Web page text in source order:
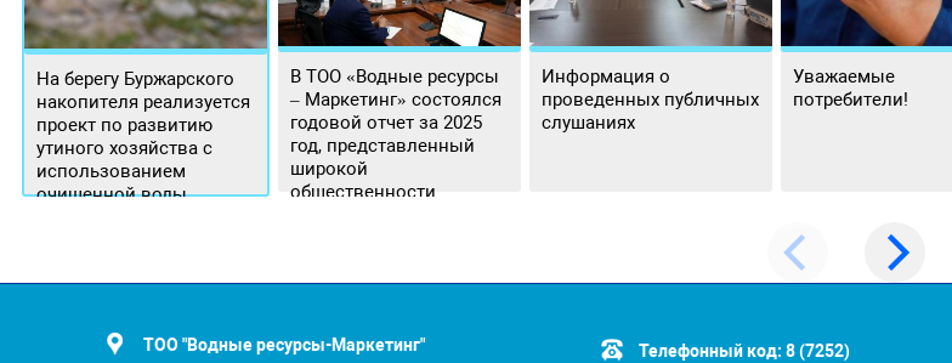
На берегу Буржарского
накопителя реализуется
проект по развитию
утиного хозяйства с
использованием
очищенной воды
В ТОО «Водные ресурсы
– Маркетинг» состоялся
годовой отчет за 2025
год, представленный
широкой
общественности.
Информация о
проведенных публичных
слушаниях
Уважаемые
потребители!
ТОО "Водные ресурсы-Маркетинг" Телефонный код: 8 (7252)